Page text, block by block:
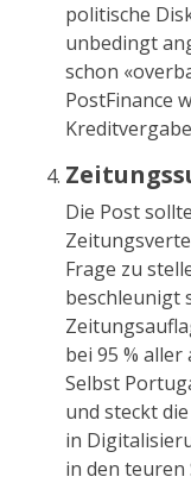
politische
unbedingt
schon
PostFinance
Die Post
Frage zu
beschleunigt
bei 95 %
Selbst
und steckt
in
in den